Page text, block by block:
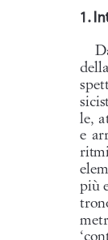
1.
1.
le,
e
più